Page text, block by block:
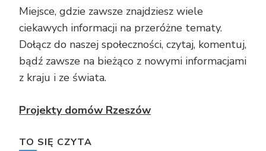
Miejsce, gdzie zawsze znajdziesz wiele
ciekawych informacji na przeróżne tematy.
Dołącz do naszej społeczności, czytaj, komentuj,
bądź zawsze na bieżąco z nowymi informacjami
z kraju i ze świata.
Projekty domów Rzeszów
TO SIĘ CZYTA